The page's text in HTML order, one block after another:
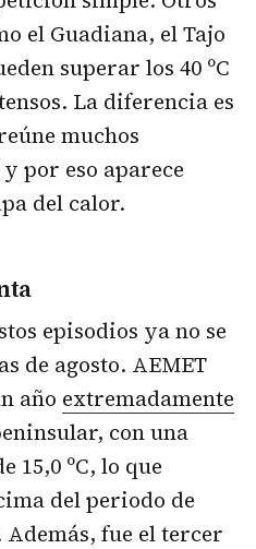
el Guadiana, el Tajo
superar los 40 ºC
La diferencia es
muchos
por eso aparece
del calor.
episodios ya no se
de agosto. AEMET
año extremadamente
con una
15,0 ºC, lo que
del periodo de
Además, fue el tercer